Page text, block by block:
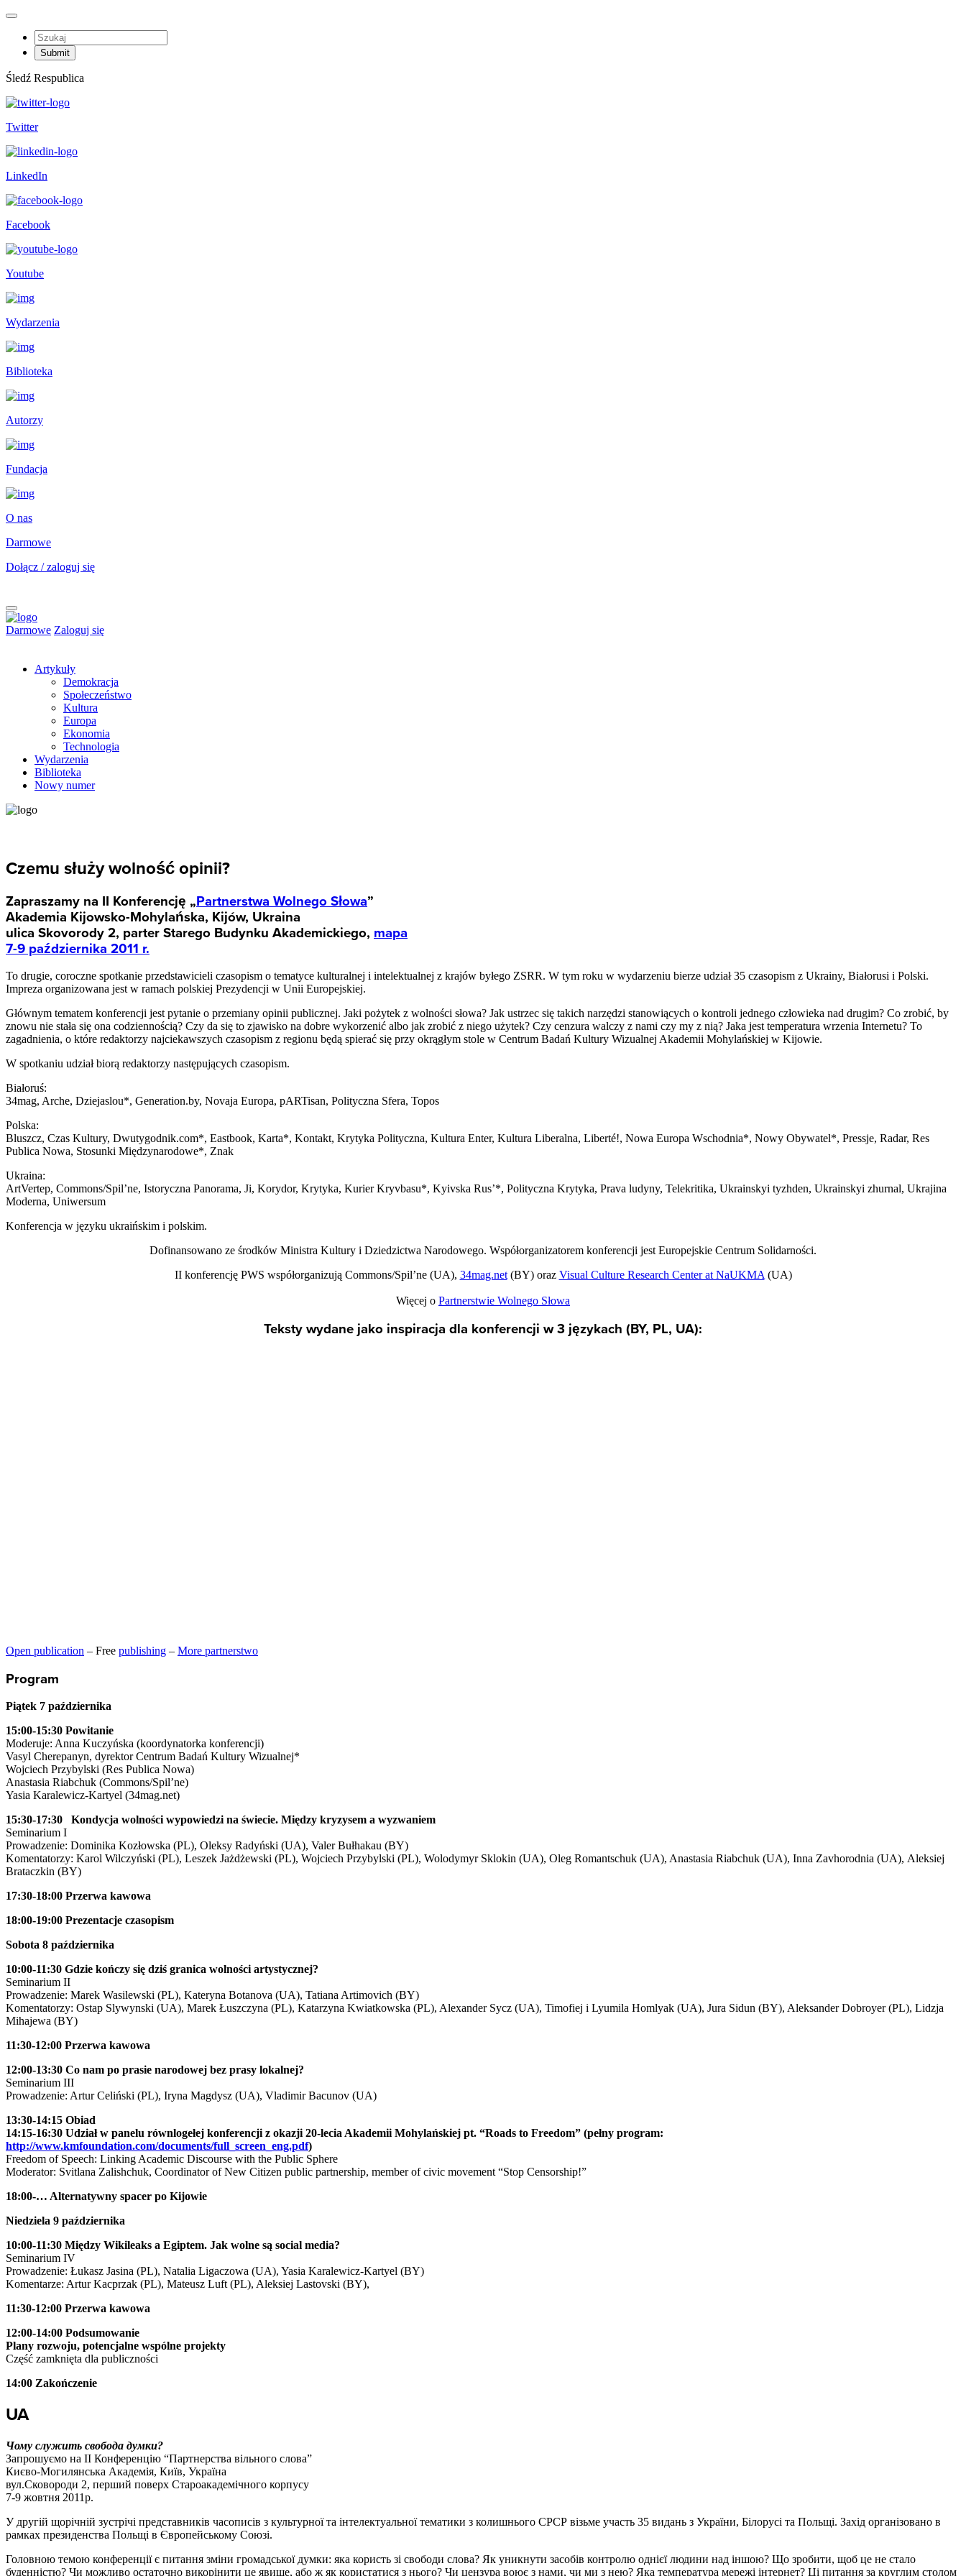
Śledź Respublica
Twitter
LinkedIn
Facebook
Youtube
Wydarzenia
Biblioteka
Autorzy
Fundacja
O nas
Darmowe
Dołącz / zaloguj się
Darmowe Zaloguj się
Artykuły
Demokracja
Społeczeństwo
Kultura
Europa
Ekonomia
Technologia
Wydarzenia
Biblioteka
Nowy numer
Czemu służy wolność opinii?
Zapraszamy na II Konferencję „Partnerstwa Wolnego Słowa”
Akademia Kijowsko-Mohylańska, Kijów, Ukraina
ulica Skovorody 2, parter Starego Budynku Akademickiego, mapa
7-9 października 2011 r.
To drugie, coroczne spotkanie przedstawicieli czasopism o tematyce kulturalnej i intelektualnej z krajów byłego ZSRR. W tym roku w wydarzeniu bierze udział 35 czasopism z Ukrainy, Białorusi i Polski.
Impreza organizowana jest w ramach polskiej Prezydencji w Unii Europejskiej.
Głównym tematem konferencji jest pytanie o przemiany opinii publicznej. Jaki pożytek z wolności słowa? Jak ustrzec się takich narzędzi stanowiących o kontroli jednego człowieka nad drugim? Co zrobić, by
znowu nie stała się ona codziennością? Czy da się to zjawisko na dobre wykorzenić albo jak zrobić z niego użytek? Czy cenzura walczy z nami czy my z nią? Jaka jest temperatura wrzenia Internetu? To
zagadnienia, o które redaktorzy najciekawszych czasopism z regionu będą spierać się przy okrągłym stole w Centrum Badań Kultury Wizualnej Akademii Mohylańskiej w Kijowie.
W spotkaniu udział biorą redaktorzy następujących czasopism.
Białoruś:
34mag, Arche, Dziejaslou*, Generation.by, Novaja Europa, pARTisan, Polityczna Sfera, Topos
Polska:
Bluszcz, Czas Kultury, Dwutygodnik.com*, Eastbook, Karta*, Kontakt, Krytyka Polityczna, Kultura Enter, Kultura Liberalna, Liberté!, Nowa Europa Wschodnia*, Nowy Obywatel*, Pressje, Radar, Res
Publica Nowa, Stosunki Międzynarodowe*, Znak
Ukraina:
ArtVertep, Commons/Spil’ne, Istoryczna Panorama, Ji, Korydor, Krytyka, Kurier Kryvbasu*, Kyivska Rus’*, Polityczna Krytyka, Prava ludyny, Telekritika, Ukrainskyi tyzhden, Ukrainskyi zhurnal, Ukrajina
Moderna, Uniwersum
Konferencja w języku ukraińskim i polskim.
Dofinansowano ze środków Ministra Kultury i Dziedzictwa Narodowego. Współorganizatorem konferencji jest Europejskie Centrum Solidarności.
II konferencję PWS współorganizują Commons/Spil’ne (UA), 34mag.net(BY) oraz Visual Culture Research Center at NaUKMA(UA)
Więcej o Partnerstwie Wolnego Słowa
Teksty wydane jako inspiracja dla konferencji w 3 językach (BY, PL, UA):
Open publication – Free publishing – More partnerstwo
Program
Piątek 7 października
15:00-15:30 Powitanie
Moderuje: Anna Kuczyńska (koordynatorka konferencji)
Vasyl Cherepanyn, dyrektor Centrum Badań Kultury Wizualnej*
Wojciech Przybylski (Res Publica Nowa)
Anastasia Riabchuk (Commons/Spil’ne)
Yasia Karalewicz-Kartyel (34mag.net)
15:30-17:30 Kondycja wolności wypowiedzi na świecie. Między kryzysem a wyzwaniem
Seminarium I
Prowadzenie: Dominika Kozłowska (PL), Oleksy Radyński (UA), Valer Bułhakau (BY)
Komentatorzy: Karol Wilczyński (PL), Leszek Jażdżewski (PL), Wojciech Przybylski (PL), Wolodymyr Sklokin (UA), Oleg Romantschuk (UA), Anastasia Riabchuk (UA), Inna Zavhorodnia (UA), Aleksiej
Brataczkin (BY)
17:30-18:00 Przerwa kawowa
18:00-19:00 Prezentacje czasopism
Sobota 8 października
10:00-11:30 Gdzie kończy się dziś granica wolności artystycznej?
Seminarium II
Prowadzenie: Marek Wasilewski (PL), Kateryna Botanova (UA), Tatiana Artimovich (BY)
Komentatorzy: Ostap Slywynski (UA), Marek Łuszczyna (PL), Katarzyna Kwiatkowska (PL), Alexander Sycz (UA), Timofiej i Lyumila Homlyak (UA), Jura Sidun (BY), Aleksander Dobroyer (PL), Lidzja
Mihajewa (BY)
11:30-12:00 Przerwa kawowa
12:00-13:30 Co nam po prasie narodowej bez prasy lokalnej?
Seminarium III
Prowadzenie: Artur Celiński (PL), Iryna Magdysz (UA), Vladimir Bacunov (UA)
13:30-14:15 Obiad
14:15-16:30 Udział w panelu równlogełej konferencji z okazji 20-lecia Akademii Mohylańskiej pt. “Roads to Freedom” (pełny program:
http://www.kmfoundation.com/documents/full_screen_eng.pdf)
Freedom of Speech: Linking Academic Discourse with the Public Sphere
Moderator: Svitlana Zalishchuk, Coordinator of New Citizen public partnership, member of civic movement “Stop Censorship!”
18:00-… Alternatywny spacer po Kijowie
Niedziela 9 października
10:00-11:30 Między Wikileaks a Egiptem. Jak wolne są social media?
Seminarium IV
Prowadzenie: Łukasz Jasina (PL), Natalia Ligaczowa (UA), Yasia Karalewicz-Kartyel (BY)
Komentarze: Artur Kacprzak (PL), Mateusz Luft (PL), Aleksiej Lastovski (BY),
11:30-12:00 Przerwa kawowa
12:00-14:00 Podsumowanie
Plany rozwoju, potencjalne wspólne projekty
Część zamknięta dla publiczności
14:00 Zakończenie
UA
Чому служить свобода думки?
Запрошуємо на ІІ Конференцію “Партнерства вільного слова”
Києво-Могилянська Академія, Київ, Україна
вул.Сковороди 2, перший поверх Староакадемічного корпусу
7-9 жовтня 2011р.
У другій щорічній зустрічі представників часописів з культурної та інтелектуальної тематики з колишнього СРСР візьме участь 35 видань з України, Білорусі та Польщі. Захід організовано в
рамках президенства Польщі в Європейському Союзі.
Головною темою конференції є питання зміни громадської думки: яка користь зі свободи слова? Як уникнути засобів контролю однієї людини над іншою? Що зробити, щоб це не стало
буденністю? Чи можливо остаточно викорінити це явище, або ж як користатися з нього? Чи цензура воює з нами, чи ми з нею? Яка температура мережі інтернет? Ці питання за круглим столом